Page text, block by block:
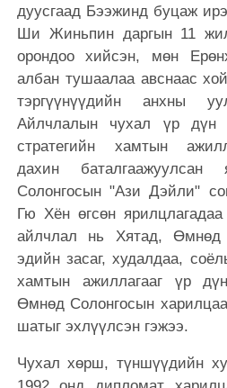
дуусгаад Бээжинд буцаж
Ши Жиньпин даргын 11
орондоо хийсэн, мөн
албан тушаалаа авснаас
тэргүүнүүдийн анхны
Айлчлалын чухал үр
стратегийн хамтын
дахин
Солонгосын "Ази Дэйли"
Гю Хён өгсөн
айлчлал нь Хятад, Өмнөд
эдийн засаг, худалдаа,
хамтын ажиллагааг үр
Өмнөд Солонгосын
шатыг эхлүүлсэн гэжээ.
Чухал хөрш, түншүүдийн